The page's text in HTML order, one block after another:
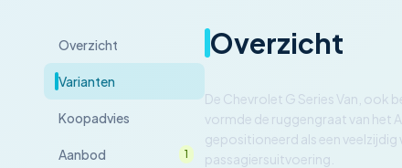
Overzicht
Varianten
Koopadvies
Aanbod 1
Overzicht
De Chevrolet G Series Van, ook
vormde de ruggengraat van het
gepositioneerd als een
passagiersuitvoering.